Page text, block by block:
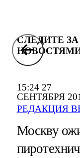
15:24 27
СЕНТЯБРЯ
РЕДАКЦИЯ
СЛЕДИТЕ ЗА
Москву